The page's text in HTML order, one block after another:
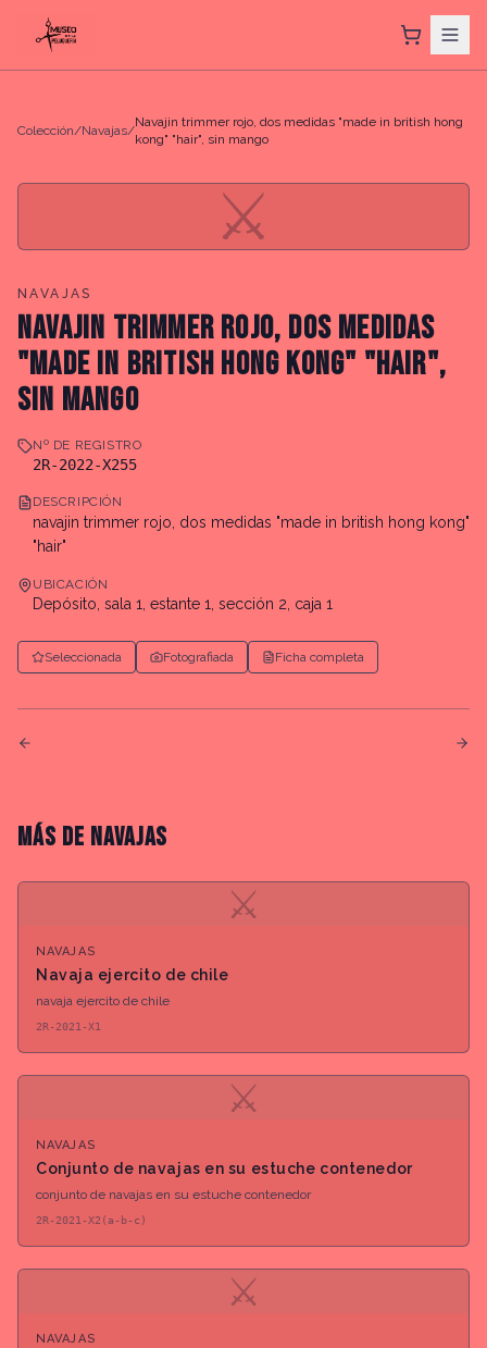
Colección/Navajas/
Navajin trimmer rojo, dos medidas "made in british hong
kong" "hair", sin mango
⚔
NAVAJAS
NAVAJIN TRIMMER ROJO, DOS MEDIDAS
"MADE IN BRITISH HONG KONG" "HAIR",
SIN MANGO
Nº DE REGISTRO
2R-2022-X255
DESCRIPCIÓN
navajin trimmer rojo, dos medidas "made in british hong kong"
"hair"
UBICACIÓN
Depósito, sala 1, estante 1, sección 2, caja 1
Seleccionada Fotografiada Ficha completa
MÁS DE NAVAJAS
⚔
NAVAJAS
Navaja ejercito de chile
navaja ejercito de chile
2R-2021-X1
⚔
NAVAJAS
Conjunto de navajas en su estuche contenedor
conjunto de navajas en su estuche contenedor
2R-2021-X2(a-b-c)
⚔
NAVAJAS